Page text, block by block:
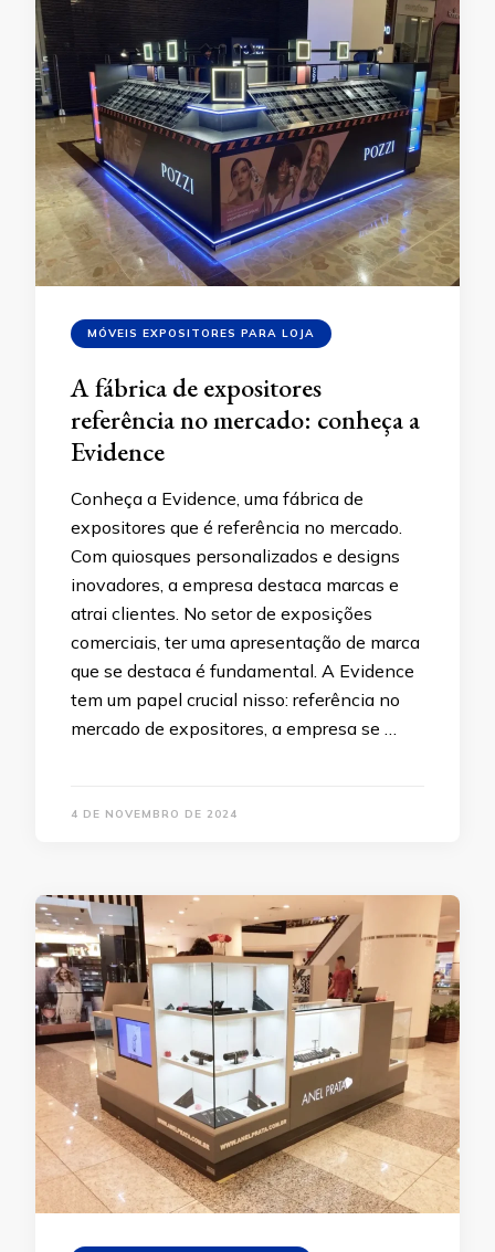
MÓVEIS EXPOSITORES PARA LOJA
A fábrica de expositores
referência no mercado: conheça a
Evidence
Conheça a Evidence, uma fábrica de
expositores que é referência no mercado.
Com quiosques personalizados e designs
inovadores, a empresa destaca marcas e
atrai clientes. No setor de exposições
comerciais, ter uma apresentação de marca
que se destaca é fundamental. A Evidence
tem um papel crucial nisso: referência no
mercado de expositores, a empresa se …
4 DE NOVEMBRO DE 2024